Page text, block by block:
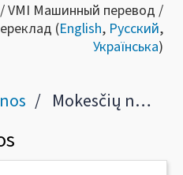
VMI Машинный перевод /
(English, Русский,
Українська)
Mokesčių naujienos